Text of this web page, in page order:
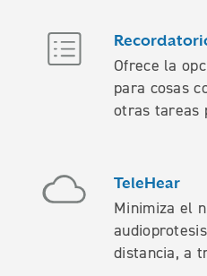
Ofrece la
para cosas
otras tareas
TeleHear
Minimiza el
distancia, a